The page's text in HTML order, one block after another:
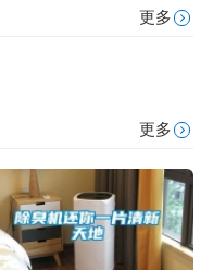
更多
更多